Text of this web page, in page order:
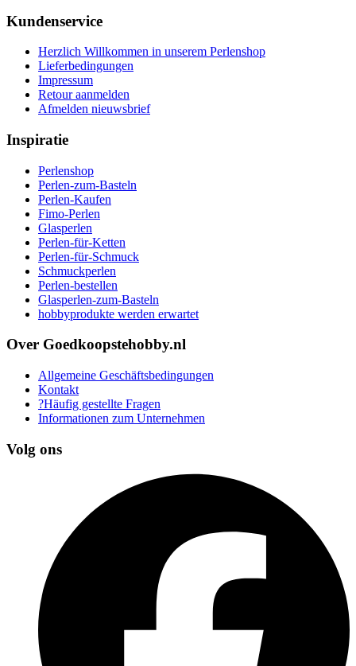
Kundenservice
Herzlich Willkommen in unserem Perlenshop
Lieferbedingungen
Impressum
Retour aanmelden
Afmelden nieuwsbrief
Inspiratie
Perlenshop
Perlen-zum-Basteln
Perlen-Kaufen
Fimo-Perlen
Glasperlen
Perlen-für-Ketten
Perlen-für-Schmuck
Schmuckperlen
Perlen-bestellen
Glasperlen-zum-Basteln
hobbyprodukte werden erwartet
Over Goedkoopstehobby.nl
Allgemeine Geschäftsbedingungen
Kontakt
?Häufig gestellte Fragen
Informationen zum Unternehmen
Volg ons